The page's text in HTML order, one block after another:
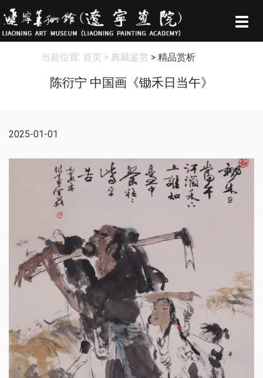
当前位置: 首页 > 典藏鉴赏 > 精品赏析
陈衍宁 中国画《锄禾日当午》
2025-01-01